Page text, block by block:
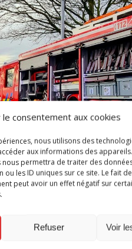
le consentement aux cookies
nous utilisons des
aux informations des
permettra de traiter des
les ID uniques sur ce site. Le fait
peut avoir un effet négatif sur
Refuser Voir